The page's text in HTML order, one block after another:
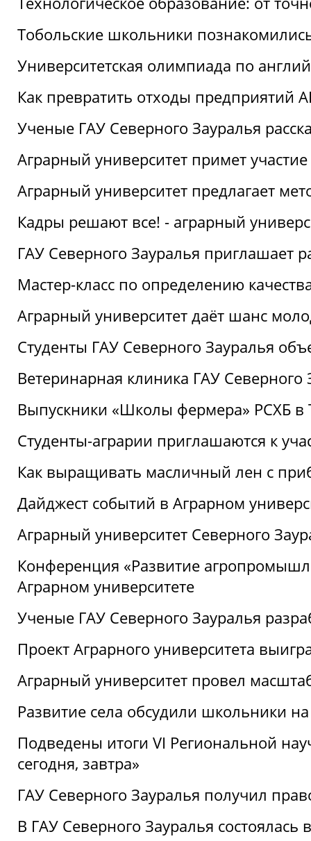
Тобольские школьники
Университетская олимпиада по
Как превратить отходы предприятий
Ученые ГАУ Северного Зауралья
Аграрный университет примет
Аграрный университет предлагает
Кадры решают все! - аграрный
ГАУ Северного Зауралья приглашает
Мастер-класс по определению
Аграрный университет даёт шанс
Студенты ГАУ Северного Зауралья
Ветеринарная клиника ГАУ Северного
Выпускники «Школы фермера» РСХБ
Студенты-аграрии приглашаются к
Как выращивать масличный лен с
Дайджест событий в Аграрном
Аграрный университет Северного
Конференция «Развитие
Аграрном университете
Ученые ГАУ Северного Зауралья
Проект Аграрного университета
Аграрный университет провел
Развитие села обсудили школьники
Подведены итоги VI Региональной
сегодня, завтра»
ГАУ Северного Зауралья получил
В ГАУ Северного Зауралья состоялась